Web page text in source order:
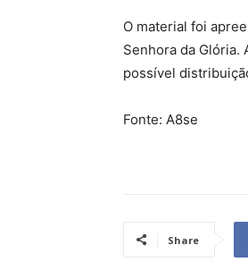
O material foi
Senhora da Glória.
possível
Fonte: A8se
Share